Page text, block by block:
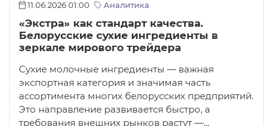
11.06.2026 01:00 Аналитика
«Экстра» как стандарт качества.
Белорусские сухие ингредиенты в
зеркале мирового трейдера
Сухие молочные ингредиенты — важная
экспортная категория и значимая часть
ассортимента многих белорусских предприятий.
Это направление развивается быстро, а
требования внешних рынков растут —…